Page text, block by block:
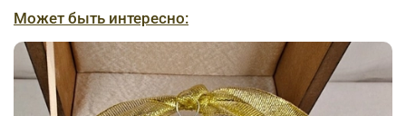
Может быть интересно: